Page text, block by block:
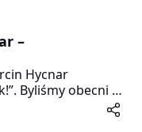
–
Hycnar
Byliśmy obecni na
się w sobotę,